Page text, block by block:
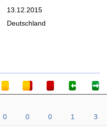
13.12.2015
Deutschland
0 0 0 1 3